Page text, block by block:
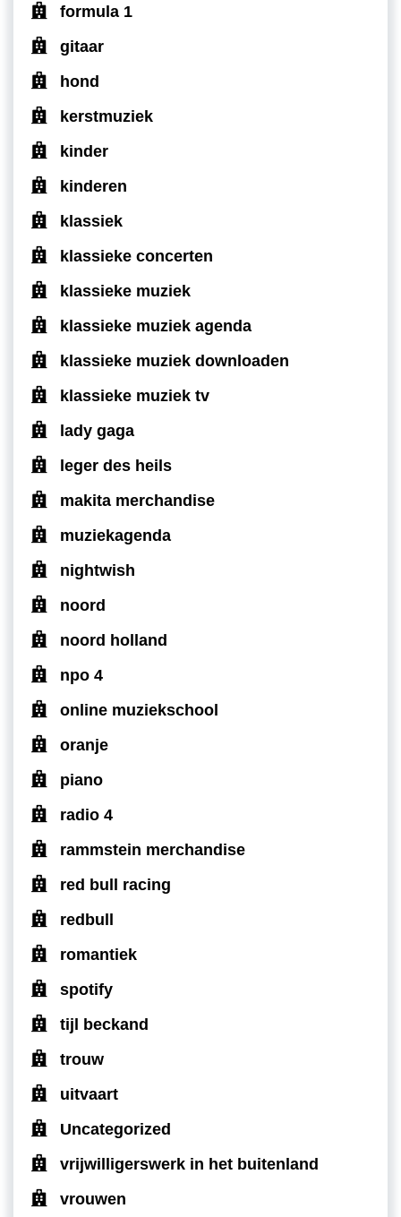
formula 1
gitaar
hond
kerstmuziek
kinder
kinderen
klassiek
klassieke concerten
klassieke muziek
klassieke muziek agenda
klassieke muziek downloaden
klassieke muziek tv
lady gaga
leger des heils
makita merchandise
muziekagenda
nightwish
noord
noord holland
npo 4
online muziekschool
oranje
piano
radio 4
rammstein merchandise
red bull racing
redbull
romantiek
spotify
tijl beckand
trouw
uitvaart
Uncategorized
vrijwilligerswerk in het buitenland
vrouwen